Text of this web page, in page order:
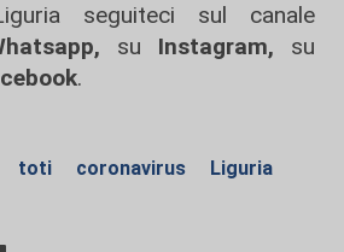
seguiteci sul canale
su Instagram, su
.
toti coronavirus Liguria